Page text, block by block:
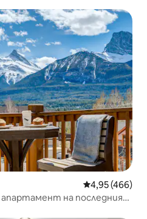
Средна
4,95 (466)
на последния